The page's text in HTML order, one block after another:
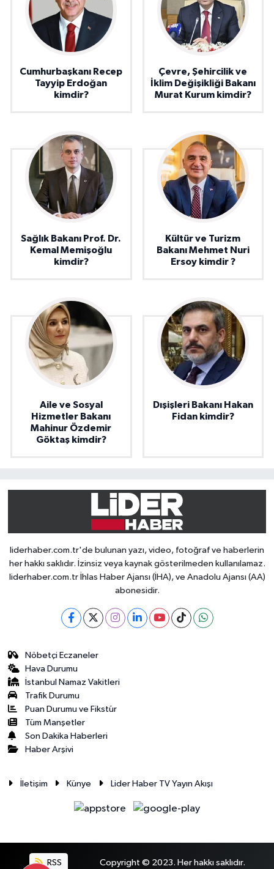
Cumhurbaşkanı Recep
Tayyip Erdoğan
kimdir?
Çevre, Şehircilik ve
İklim Değişikliği Bakanı
Murat Kurum kimdir?
Sağlık Bakanı Prof. Dr.
Kemal Memişoğlu
kimdir?
Kültür ve Turizm
Bakanı Mehmet Nuri
Ersoy kimdir ?
Aile ve Sosyal
Hizmetler Bakanı
Mahinur Özdemir
Göktaş kimdir?
Dışişleri Bakanı Hakan
Fidan kimdir?
liderhaber.com.tr'de bulunan yazı, video, fotoğraf ve haberlerin
her hakkı saklıdır. İzinsiz veya kaynak gösterilmeden kullanılamaz.
liderhaber.com.tr İhlas Haber Ajansı (İHA), ve Anadolu Ajansı (AA)
abonesidir.
Nöbetçi Eczaneler
Hava Durumu
İstanbul Namaz Vakitleri
Trafik Durumu
Puan Durumu ve Fikstür
Tüm Manşetler
Son Dakika Haberleri
Haber Arşivi
İletişim Künye Lider Haber TV Yayın Akışı
RSS Copyright © 2023. Her hakkı saklıdır.